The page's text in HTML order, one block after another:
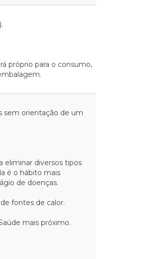
próprio para o consumo,
sem orientação de um
eliminar diversos tipos
é o hábito mais
de doenças.
fontes de calor.
mais próximo.